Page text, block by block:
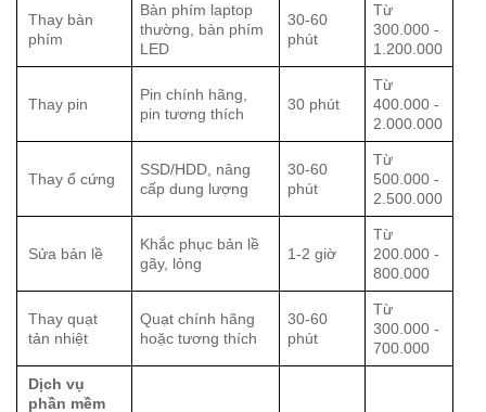
Thay bàn
phím
Bàn phím laptop
thường, bàn phím
LED
30-60
phút
Từ
300.000 -
1.200.000
Thay pin
Pin chính hãng,
pin tương thích
30 phút
Từ
400.000 -
2.000.000
Thay ổ cứng
SSD/HDD, nâng
cấp dung lượng
30-60
phút
Từ
500.000 -
2.500.000
Sửa bản lề
Khắc phục bản lề
gãy, lỏng
1-2 giờ
Từ
200.000 -
800.000
Thay quạt
tản nhiệt
Quạt chính hãng
hoặc tương thích
30-60
phút
Từ
300.000 -
700.000
Dịch vụ
phần mềm